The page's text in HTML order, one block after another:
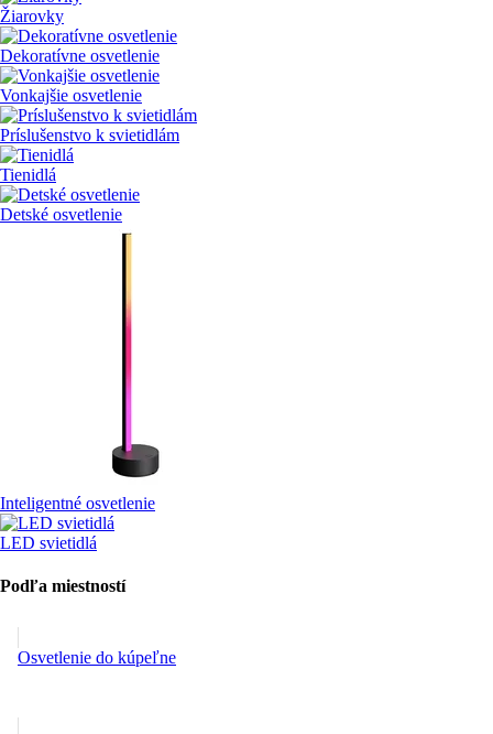
Žiarovky
Dekoratívne osvetlenie
Vonkajšie osvetlenie
Príslušenstvo k svietidlám
Tienidlá
Detské osvetlenie
Inteligentné osvetlenie
LED svietidlá
Podľa miestností
Osvetlenie do kúpeľne